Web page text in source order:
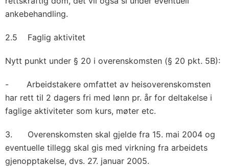
ankebehandling.
2.5 Faglig aktivitet
Nytt punkt under § 20 i overenskomsten (§ 20 pkt. 5B):
- Arbeidstakere omfattet av heisoverenskomsten
har rett til 2 dagers fri med lønn pr. år for deltakelse i
faglige aktiviteter som kurs, møter etc.
3. Overenskomsten skal gjelde fra 15. mai 2004 og
eventuelle tillegg skal gis med virkning fra arbeidets
gjenopptakelse, dvs. 27. januar 2005.